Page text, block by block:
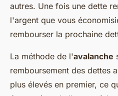
autres. Une fois une dette
l'argent que vous
rembourser la prochaine
La méthode de l'avalanche
remboursement des dettes
plus élevés en premier, ce